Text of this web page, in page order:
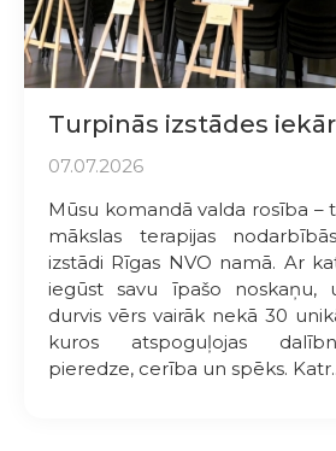
Turpinās izstādes
07.07.2026
Mūsu komandā valda rosība
mākslas terapijas
izstādi Rīgas NVO namā. Ar
iegūst savu īpašo noskaņu,
durvis vērs vairāk nekā 30
kuros atspoguļojas
pieredze, cerība un spēks.